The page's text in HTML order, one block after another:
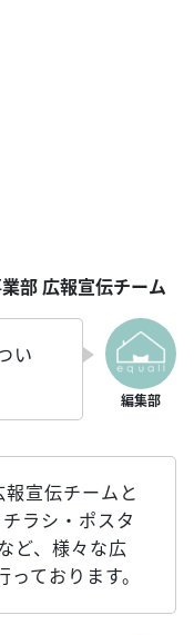
部 広報宣伝チーム
い
宣伝チームと
ラシ・ポスタ
ど、様々な広
ております。